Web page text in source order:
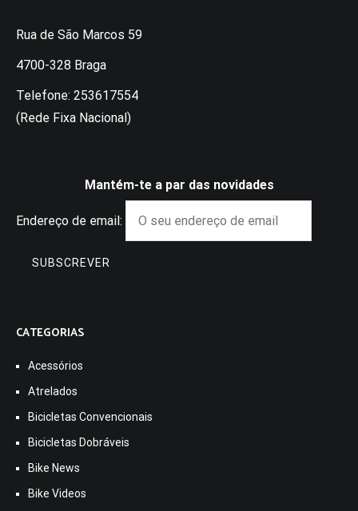
Rua de São Marcos 59
4700-328 Braga
Telefone: 253617554
(Rede Fixa Nacional)
Mantém-te a par das novidades
Endereço de email:
CATEGORIAS
Acessórios
Atrelados
Bicicletas Convencionais
Bicicletas Dobráveis
Bike News
Bike Videos